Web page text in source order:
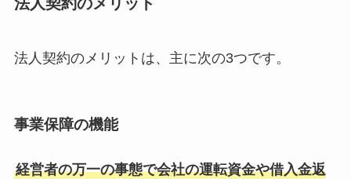
法人契約のメリットは、主に次の3つです。
事業保障の機能
経営者の万一の事態で会社の運転資金や借入金返